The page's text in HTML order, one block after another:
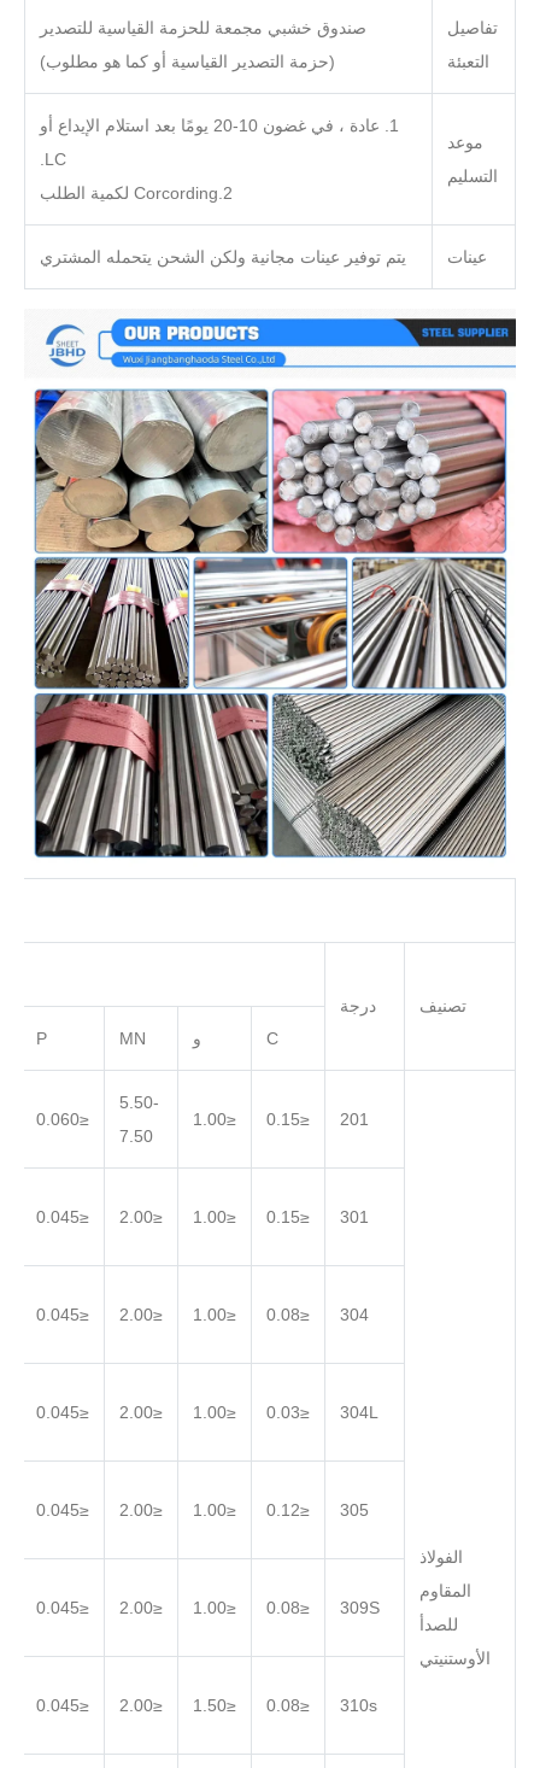
تفاصيل
التعبئة
صندوق خشبي مجمعة للحزمة القياسية للتصدير
(حزمة التصدير القياسية أو كما هو مطلوب)
موعد
التسليم
1. عادة ، في غضون 10-20 يومًا بعد استلام الإيداع أو
LC.
2.Corcording لكمية الطلب
عينات يتم توفير عينات مجانية ولكن الشحن يتحمله المشتري
تصنيف
درجة
C
و MN
P
الفولاذ
المقاوم
للصدأ
الأوستنيتي
201
≤0.15
≤1.00
5.50-
7.50
≤0.060
301
≤0.15
≤1.00
≤2.00
≤0.045
304
≤0.08
≤1.00
≤2.00
≤0.045
304L
≤0.03
≤1.00
≤2.00
≤0.045
305
≤0.12
≤1.00
≤2.00
≤0.045
309S
≤0.08
≤1.00
≤2.00
≤0.045
310s
≤0.08
≤1.50
≤2.00
≤0.045